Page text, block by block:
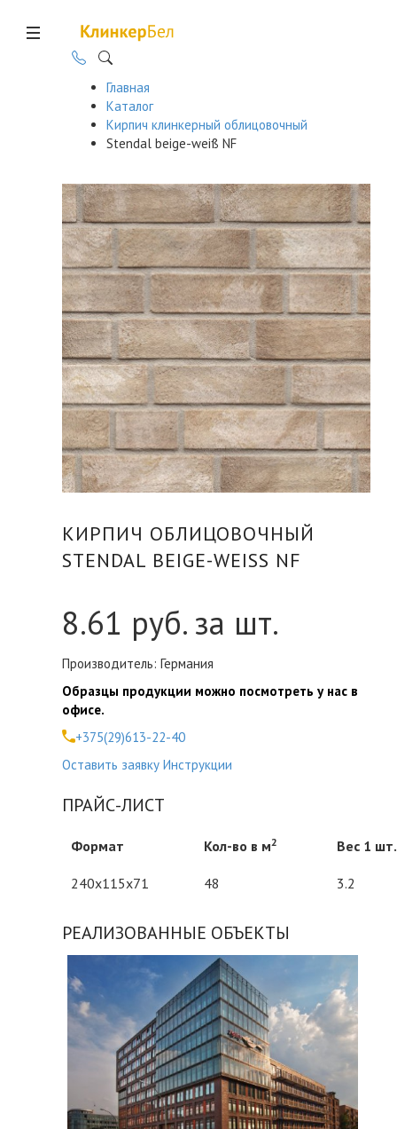
Главная
Каталог
Кирпич клинкерный облицовочный
Stendal beige-weiß NF
КИРПИЧ ОБЛИЦОВОЧНЫЙ
STENDAL BEIGE-WEISS NF
8.61 руб. за шт.
Производитель: Германия
Образцы продукции можно посмотреть у нас в
офисе.
+375(29)613-22-40
Оставить заявку Инструкции
ПРАЙС-ЛИСТ
Формат Кол-во в м2 Вес 1 шт.
240x115x71 48 3.2
РЕАЛИЗОВАННЫЕ ОБЪЕКТЫ